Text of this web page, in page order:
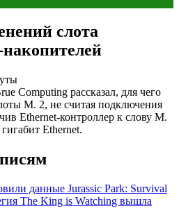
слота
Computing рассказал, для чего
М. 2, не считая подключения
Ethernet-контроллер к слову М.
Ethernet.
данные Jurassic Park: Survival
The King is Watching вышла